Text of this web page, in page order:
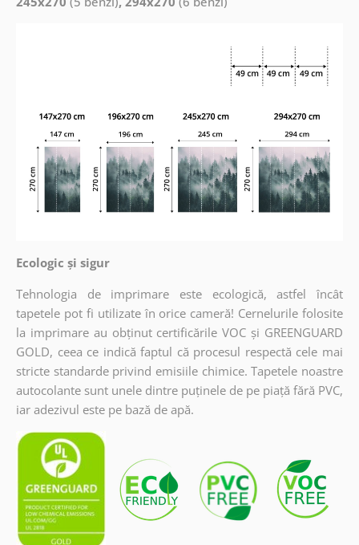
Ecologic și sigur
Tehnologia de imprimare este ecologică, astfel încât
tapetele pot fi utilizate în orice cameră! Cernelurile folosite
la imprimare au obținut certificările VOC și GREENGUARD
GOLD, ceea ce indică faptul că procesul respectă cele mai
stricte standarde privind emisiile chimice. Tapetele noastre
autocolante sunt unele dintre puținele de pe piață fără PVC,
iar adezivul este pe bază de apă.